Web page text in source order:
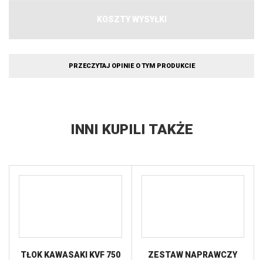
KOSZTY WYSYŁKI
PRZECZYTAJ OPINIE O TYM PRODUKCIE
INNI KUPILI TAKŻE
TŁOK KAWASAKI KVF 750
ZESTAW NAPRAWCZY